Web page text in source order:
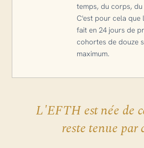
temps, du corps,
C'est pour cela que
fait en 24 jours de
cohortes de douze
maximum.
L'EFTH est née de
reste tenue par